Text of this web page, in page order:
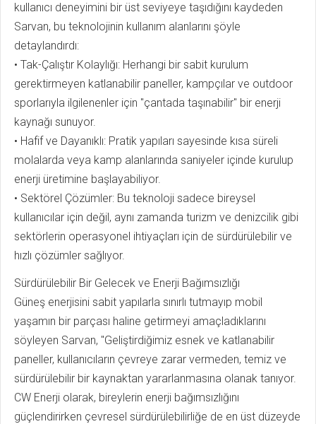
kullanıcı deneyimini bir üst seviyeye taşıdığını kaydeden
Sarvan, bu teknolojinin kullanım alanlarını şöyle
detaylandırdı:
• Tak-Çalıştır Kolaylığı: Herhangi bir sabit kurulum
gerektirmeyen katlanabilir paneller, kampçılar ve outdoor
sporlarıyla ilgilenenler için "çantada taşınabilir" bir enerji
kaynağı sunuyor.
• Hafif ve Dayanıklı: Pratik yapıları sayesinde kısa süreli
molalarda veya kamp alanlarında saniyeler içinde kurulup
enerji üretimine başlayabiliyor.
• Sektörel Çözümler: Bu teknoloji sadece bireysel
kullanıcılar için değil, aynı zamanda turizm ve denizcilik gibi
sektörlerin operasyonel ihtiyaçları için de sürdürülebilir ve
hızlı çözümler sağlıyor.
Sürdürülebilir Bir Gelecek ve Enerji Bağımsızlığı
Güneş enerjisini sabit yapılarla sınırlı tutmayıp mobil
yaşamın bir parçası haline getirmeyi amaçladıklarını
söyleyen Sarvan, "Geliştirdiğimiz esnek ve katlanabilir
paneller, kullanıcıların çevreye zarar vermeden, temiz ve
sürdürülebilir bir kaynaktan yararlanmasına olanak tanıyor.
CW Enerji olarak, bireylerin enerji bağımsızlığını
güçlendirirken çevresel sürdürülebilirliğe de en üst düzeyde